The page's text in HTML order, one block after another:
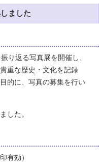
ました
り返る写真展を開催し、
重な歴史・文化を記録
的に、写真の募集を行い
した。
有効）